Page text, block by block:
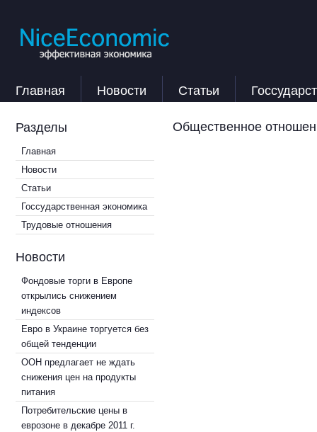
Главная Новости Статьи
Разделы
Главная
Новости
Статьи
Госсударственная экономика
Трудовые отношения
Новости
Фондовые торги в Европе
открылись снижением
индексов
Евро в Украине торгуется без
общей тенденции
ООН предлагает не ждать
снижения цен на продукты
питания
Потребительские цены в
еврозоне в декабре 2011 г.
Общественное